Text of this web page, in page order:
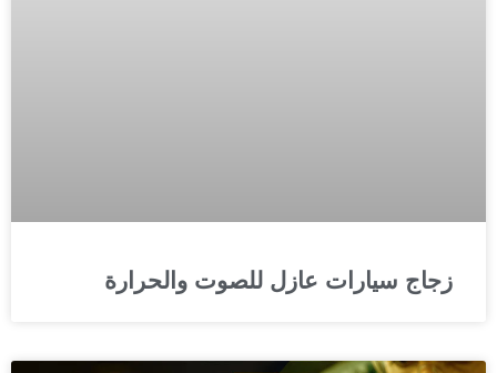
زجاج سيارات عازل للصوت والحرارة